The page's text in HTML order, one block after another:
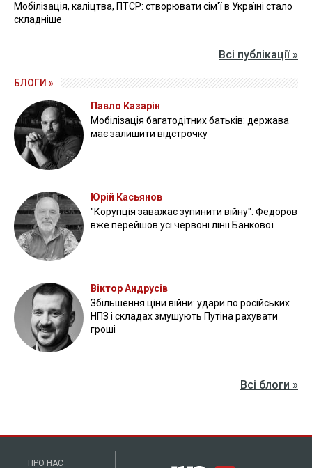
Мобілізація, каліцтва, ПТСР: створювати сім'ї в Україні стало
складніше
Всі публікації »
БЛОГИ »
Павло Казарін
Мобілізація багатодітних батьків: держава
має залишити відстрочку
Юрій Касьянов
"Корупція заважає зупинити війну": Федоров
вже перейшов усі червоні лінії Банкової
Віктор Андрусів
Збільшення ціни війни: удари по російських
НПЗ і складах змушують Путіна рахувати
гроші
Всі блоги »
ПРО НАС